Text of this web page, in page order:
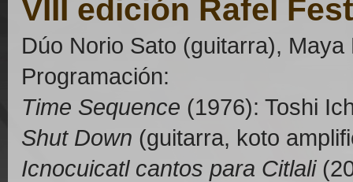
VIII edición Rafel
Dúo Norio Sato (guitarra), Maya
Programación:
Time Sequence (1976): Toshi
Shut Down (guitarra, koto
Icnocuicatl cantos para Citlali